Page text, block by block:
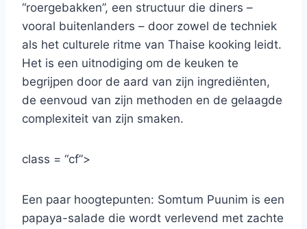
“roergebakken”, een structuur die diners –
vooral buitenlanders – door zowel de techniek
als het culturele ritme van Thaise kooking leidt.
Het is een uitnodiging om de keuken te
begrijpen door de aard van zijn ingrediënten,
de eenvoud van zijn methoden en de gelaagde
complexiteit van zijn smaken.
class = “cf”>
Een paar hoogtepunten: Somtum Puunim is een
papaya-salade die wordt verlevend met zachte